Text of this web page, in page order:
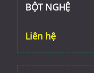
BỘT NGHỆ
Liên hệ